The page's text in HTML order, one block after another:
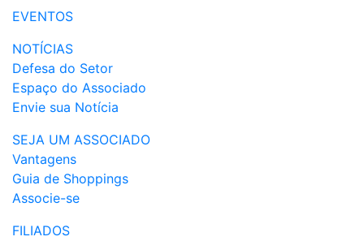
EVENTOS
NOTÍCIAS
Defesa do Setor
Espaço do Associado
Envie sua Notícia
SEJA UM ASSOCIADO
Vantagens
Guia de Shoppings
Associe-se
FILIADOS